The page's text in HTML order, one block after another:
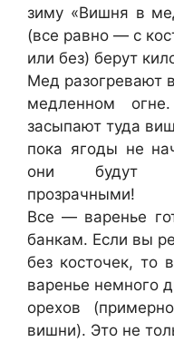
зиму «Вишня в
(все равно — с
или без) берут
Мед разогревают
медленном
засыпают туда
пока ягоды не
они будут
прозрачными!
Все — варенье
банкам. Если вы
без косточек, то
варенье немного
орехов
вишни). Это не